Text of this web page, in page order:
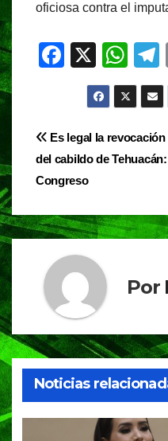
oficiosa contra el
F
e
b
o
o
k
X
W
h
at
s
A
p
gr
a
Navegación
de
entradas
Es legal la revocación
del cabildo de Tehuacán:
Congreso
Por
Noticias